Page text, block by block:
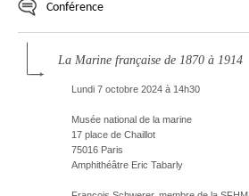
Conférence
La Marine française de 1870 à 1914
Lundi 7 octobre 2024 à 14h30
Musée national de la marine
17 place de Chaillot
75016 Paris
Amphithéâtre Eric Tabarly